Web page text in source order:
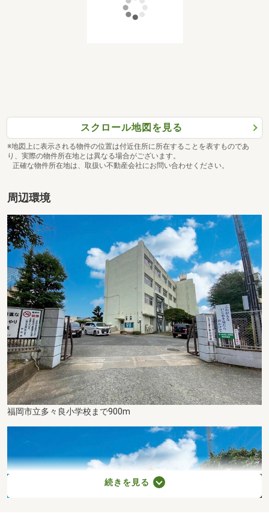
スクロール地図を見る
※地図上に表示される物件の位置は付近住所に所在することを表すものであ
り、実際の物件所在地とは異なる場合がございます。
正確な物件所在地は、取扱い不動産会社にお問い合わせください。
周辺環境
福岡市立多々良小学校まで900m
続きを見る